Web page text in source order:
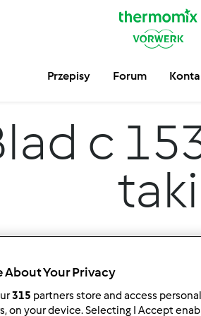
Przepisy Forum
c
taki
About Your Privacy
315 partners store and access
on your device. Selecting I Accept